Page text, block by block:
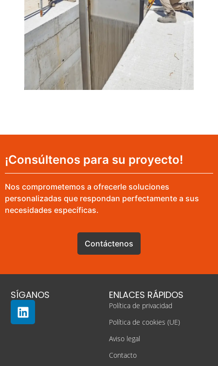
¡Consúltenos para su proyecto!
Nos comprometemos a ofrecerle soluciones
personalizadas que respondan perfectamente a sus
necesidades específicas.
Contáctenos
ENLACES RÁPIDOS
Política de privacidad
Política de cookies (UE)
Aviso legal
Contacto
SÍGANOS